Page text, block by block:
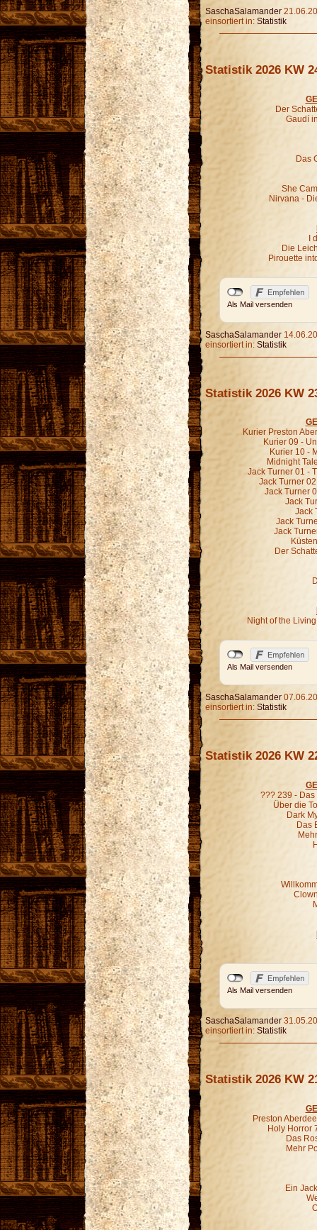
SaschaSalamander
einsortiert in: Statistik
Statistik 2026 KW
Der
Gaudí
Das
She
Nirvana -
I
Die
Pirouette
Als Mail versenden
SaschaSalamander
einsortiert in: Statistik
Statistik 2026 KW
Kurier Preston
Kurier 09 -
Kurier 10 -
Midnight
Jack Turner 01 -
Jack Turner
Jack Turner
Jack
Jack
Jack
Jack
Der
Night of the
Als Mail versenden
SaschaSalamander
einsortiert in: Statistik
Statistik 2026 KW
??? 239 -
Über die
Dark
Das
Als Mail versenden
SaschaSalamander
einsortiert in: Statistik
Statistik 2026 KW
Preston
Holy Horror
Das
Mehr
Ein